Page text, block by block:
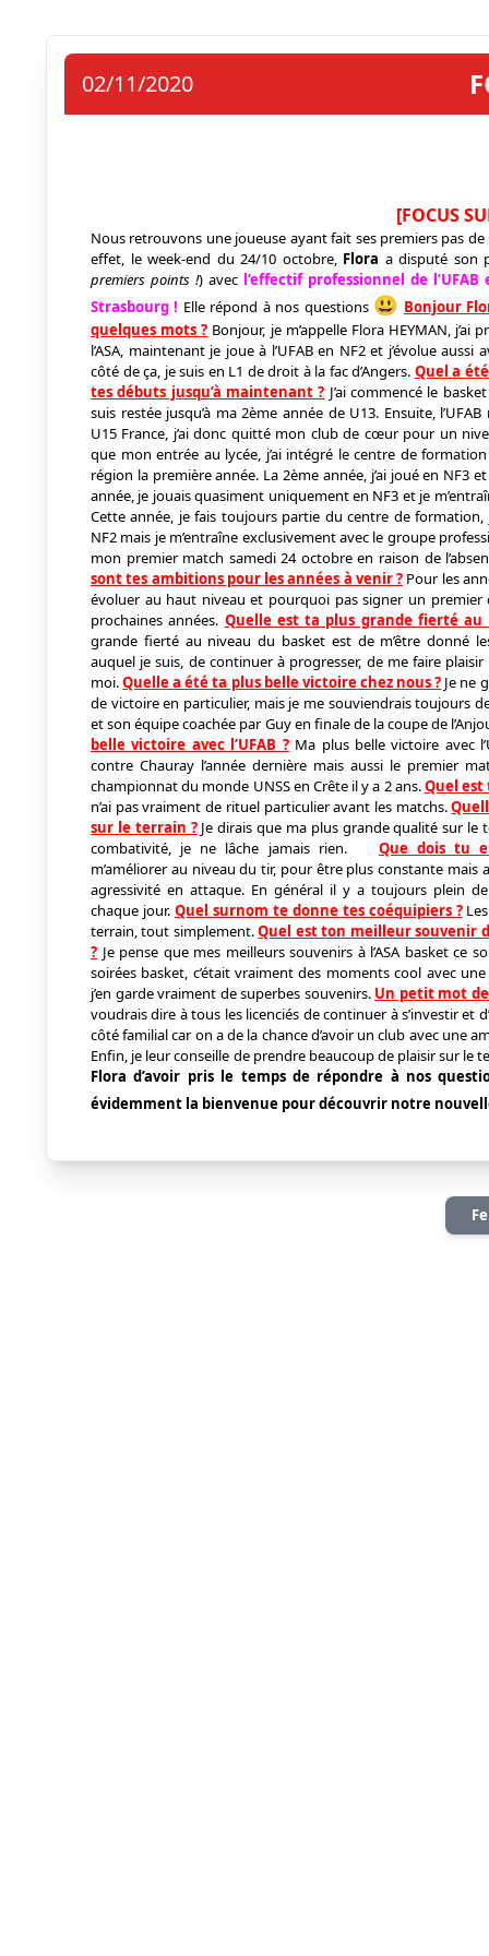
02/11/2020
[FOCUS
Nous retrouvons une joueuse ayant fait ses premiers pas de
effet, le week-end du 24/10 octobre, Flora a disputé son
premiers points !) avec l’effectif professionnel de
Strasbourg ! Elle répond à nos questions 😃 Bonjour
quelques mots ? Bonjour, je m’appelle Flora HEYMAN, j’ai
l’ASA, maintenant je joue à l’UFAB en NF2 et j’évolue
côté de ça, je suis en L1 de droit à la fac d’Angers. Quel a
tes débuts jusqu’à maintenant ? J’ai commencé le
suis restée jusqu’à ma 2ème année de U13. Ensuite,
U15 France, j’ai donc quitté mon club de cœur pour un
que mon entrée au lycée, j’ai intégré le centre de
région la première année. La 2ème année, j’ai joué en NF3
année, je jouais quasiment uniquement en NF3 et je
Cette année, je fais toujours partie du centre de formation,
NF2 mais je m’entraîne exclusivement avec le groupe
mon premier match samedi 24 octobre en raison de
sont tes ambitions pour les années à venir ? Pour les
évoluer au haut niveau et pourquoi pas signer un premier
prochaines années. Quelle est ta plus grande fierté au
grande fierté au niveau du basket est de m’être donné
auquel je suis, de continuer à progresser, de me faire
moi.Quelle a été ta plus belle victoire chez nous ? Je ne
de victoire en particulier, mais je me souviendrais toujours
et son équipe coachée par Guy en finale de la coupe de
belle victoire avec l’UFAB ?Ma plus belle victoire avec
contre Chauray l’année dernière mais aussi le premier
championnat du monde UNSS en Crête il y a 2 ans.Quel est
n’ai pas vraiment de rituel particulier avant les matchs.
sur le terrain ?Je dirais que ma plus grande qualité sur le
combativité, je ne lâche jamais rien. Que dois tu
m’améliorer au niveau du tir, pour être plus constante mais
agressivité en attaque. En général il y a toujours plein
chaque jour. Quel surnom te donne tes coéquipiers ?
terrain, tout simplement.Quel est ton meilleur souvenir
? Je pense que mes meilleurs souvenirs à l’ASA basket ce
soirées basket, c’était vraiment des moments cool avec
j’en garde vraiment de superbes souvenirs. Un petit mot
voudrais dire à tous les licenciés de continuer à s’investir et
côté familial car on a de la chance d’avoir un club avec une
Enfin, je leur conseille de prendre beaucoup de plaisir sur le
Flora d’avoir pris le temps de répondre à nos
évidemment la bienvenue pour découvrir notre